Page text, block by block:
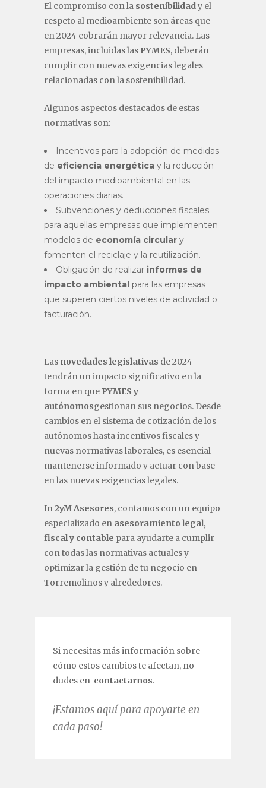
El compromiso con la sostenibilidady el
respeto al medioambiente son áreas que
en 2024 cobrarán mayor relevancia. Las
empresas, incluidas las PYMES, deberán
cumplir con nuevas exigencias legales
relacionadas con la sostenibilidad.
Algunos aspectos destacados de estas
normativas son:
Incentivos para la adopción de medidas
de eficiencia energética y la reducción
del impacto medioambiental en las
operaciones diarias.
Subvenciones y deducciones fiscales
para aquellas empresas que implementen
modelos de economía circular y
fomenten el reciclaje y la reutilización.
Obligación de realizar informes de
impacto ambiental para las empresas
que superen ciertos niveles de actividad o
facturación.
Las novedades legislativas de 2024
tendrán un impacto significativo en la
forma en que PYMES y
autónomosgestionan sus negocios. Desde
cambios en el sistema de cotización de los
autónomos hasta incentivos fiscales y
nuevas normativas laborales, es esencial
mantenerse informado y actuar con base
en las nuevas exigencias legales.
In2yM Asesores, contamos con un equipo
especializado en asesoramiento legal,
fiscal y contable para ayudarte a cumplir
con todas las normativas actuales y
optimizar la gestión de tu negocio en
Torremolinos y alrededores.
Si necesitas más información sobre
cómo estos cambios te afectan, no
dudes en contactarnos.
¡Estamos aquí para apoyarte en
cada paso!